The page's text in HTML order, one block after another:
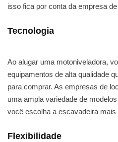
isso fica por conta da empresa
Tecnologia
Ao alugar uma motoniveladora,
equipamentos de alta qualidade
para comprar. As empresas de
uma ampla variedade de
você escolha a escavadeira mais
Flexibilidade